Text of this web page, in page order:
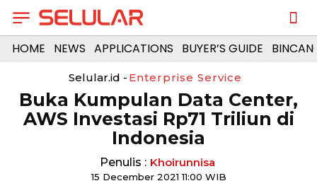
HOME NEWS APPLICATIONS BUYER’S GUIDE
Selular.id - Enterprise Service
Buka Kumpulan Data Center,
AWS Investasi Rp71 Triliun di
Indonesia
Penulis : Khoirunnisa
15 December 2021 11:00 WIB